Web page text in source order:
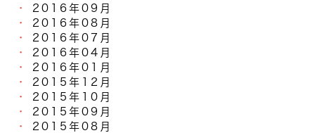
2016年09月
2016年08月
2016年07月
2016年04月
2016年01月
2015年12月
2015年10月
2015年09月
2015年08月